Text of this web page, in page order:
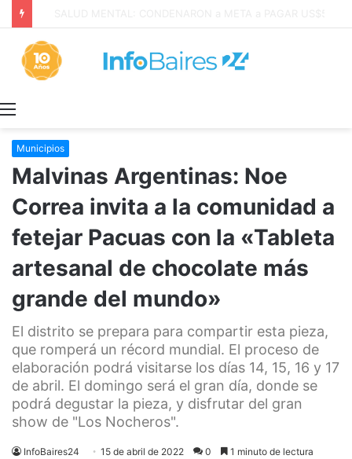
Municipios
Malvinas Argentinas: Noe
Correa invita a la comunidad a
fetejar Pacuas con la «Tableta
artesanal de chocolate más
grande del mundo»
El distrito se prepara para compartir esta pieza,
que romperá un récord mundial. El proceso de
elaboración podrá visitarse los días 14, 15, 16 y 17
de abril. El domingo será el gran día, donde se
podrá degustar la pieza, y disfrutar del gran
show de "Los Nocheros".
InfoBaires24 15 de abril de 2022 0 1 minuto de lectura